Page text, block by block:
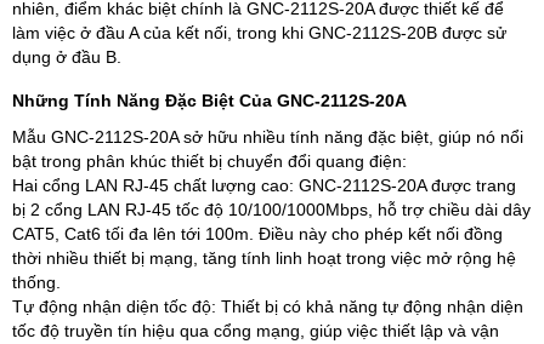
nhiên, điểm khác biệt chính là GNC-2112S-20A được thiết kế để
làm việc ở đầu A của kết nối, trong khi GNC-2112S-20B được sử
dụng ở đầu B.
Những Tính Năng Đặc Biệt Của GNC-2112S-20A
Mẫu GNC-2112S-20A sở hữu nhiều tính năng đặc biệt, giúp nó nổi
bật trong phân khúc thiết bị chuyển đổi quang điện:
Hai cổng LAN RJ-45 chất lượng cao: GNC-2112S-20A được trang
bị 2 cổng LAN RJ-45 tốc độ 10/100/1000Mbps, hỗ trợ chiều dài dây
CAT5, Cat6 tối đa lên tới 100m. Điều này cho phép kết nối đồng
thời nhiều thiết bị mạng, tăng tính linh hoạt trong việc mở rộng hệ
thống.
Tự động nhận diện tốc độ: Thiết bị có khả năng tự động nhận diện
tốc độ truyền tín hiệu qua cổng mạng, giúp việc thiết lập và vận